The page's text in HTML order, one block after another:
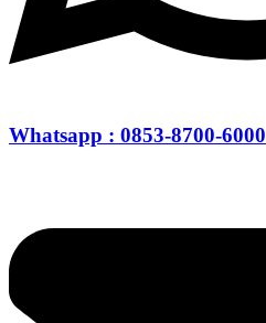
Whatsapp : 0853-8700-6000